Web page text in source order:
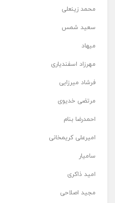
محمد زینعلی
سعید شمس
میهاد
مهرزاد اسفندیاری
فرشاد میرزایی
مرتضی خدیوی
احمدرضا بنام
امیرعلی کریمخانی
سامیار
امید ذاکری
مجید اصلاحی